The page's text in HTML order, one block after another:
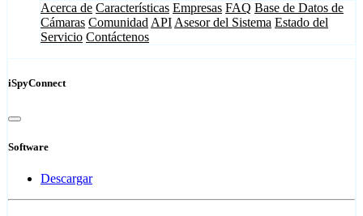
Acerca de Características Empresas FAQ Base de Datos de
Cámaras Comunidad API Asesor del Sistema Estado del
Servicio Contáctenos
iSpyConnect
Software
Descargar